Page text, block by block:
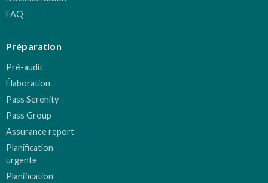
FAQ
Préparation
Pré-audit
Élaboration
Pass Serenity
Pass Group
Assurance report
Planification
urgente
Planification